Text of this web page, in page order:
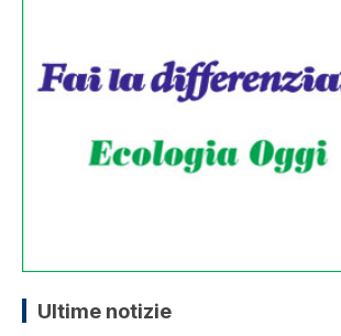
Ultime notizie